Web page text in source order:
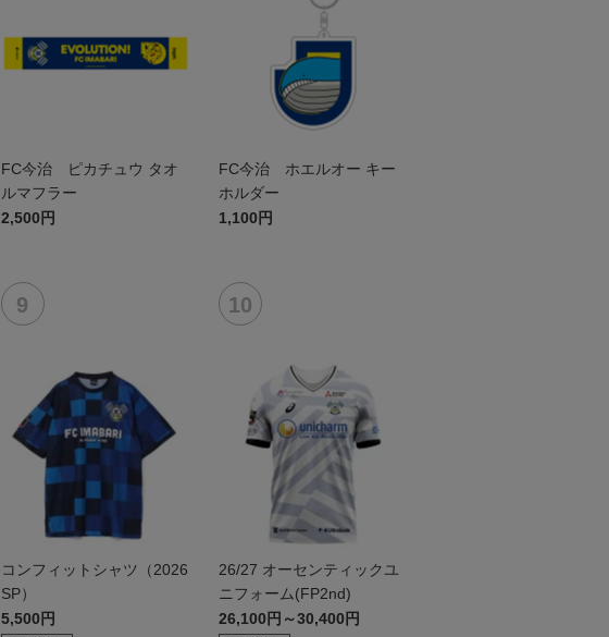
FC今治 ピカチュウ タオ
ルマフラー
2,500円
FC今治 ホエルオー キー
ホルダー
1,100円
コンフィットシャツ（2026
SP）
5,500円
26/27 オーセンティックユ
ニフォーム(FP2nd)
26,100円～30,400円